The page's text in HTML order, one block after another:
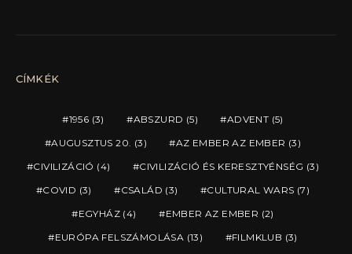
CÍMKÉK
1956 (3) ABSZURD (5) ADVENT (5)
AUGUSZTUS 20. (3) AZ EMBER AZ EMBER (3)
CIVILIZÁCIÓ (4) CIVILIZÁCIÓ ÉS KERESZTYÉNSÉG (3)
COVID (3) CSALÁD (3) CULTURAL WARS (7)
EGYHÁZ (4) EMBER AZ EMBER (2)
EURÓPA FELSZÁMOLÁSA (13) FILMKLUB (3)